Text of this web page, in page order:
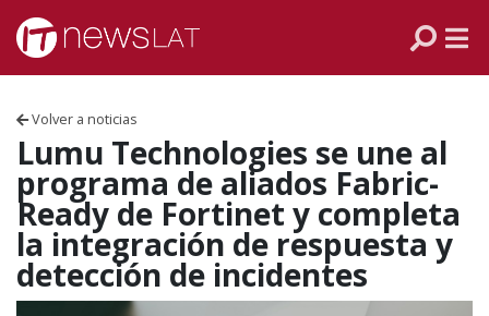
Skip to content
Volver a noticias
Lumu Technologies se une al
programa de aliados Fabric-
Ready de Fortinet y completa
la integración de respuesta y
detección de incidentes
VENEZUELA
ECUADOR
PERÚ
CHILE